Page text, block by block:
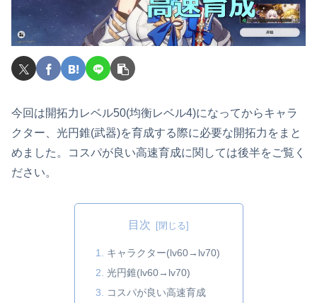
今回は開拓力レベル50(均衡レベル4)になってからキャラ
クター、光円錐(武器)を育成する際に必要な開拓力をまと
めました。コスパが良い高速育成に関しては後半をご覧く
ださい。
目次
キャラクター(lv60→lv70)
光円錐(lv60→lv70)
コスパが良い高速育成